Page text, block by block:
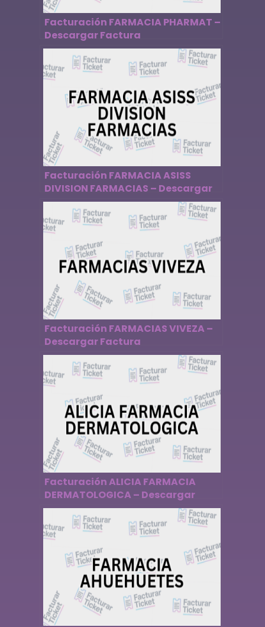
Facturación FARMACIA PHARMAT –
Descargar Factura
Facturación FARMACIA ASISS
DIVISION FARMACIAS – Descargar
Factura
Facturación FARMACIAS VIVEZA –
Descargar Factura
Facturación ALICIA FARMACIA
DERMATOLOGICA – Descargar
Factura